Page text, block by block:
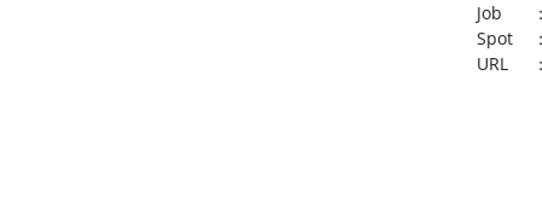
Job
Spot
URL